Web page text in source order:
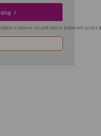
ustalana na podstawie podanych przez